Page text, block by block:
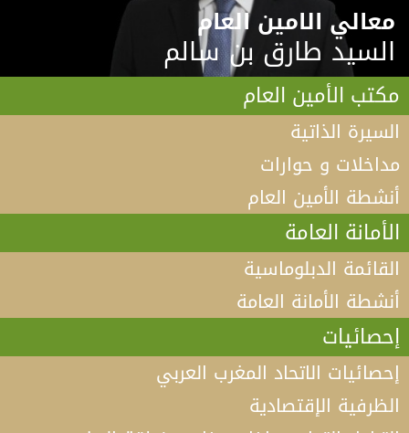
معالي الامين العام
السيد طارق بن سالم
مكتب الأمين العام
السيرة الذاتية
مداخلات و حوارات
أنشطة الأمين العام
الأمانة العامة
القائمة الدبلوماسية
أنشطة الأمانة العامة
إحصائيات
إحصائيات الاتحاد المغرب العربي
الظرفية الإقتصادية